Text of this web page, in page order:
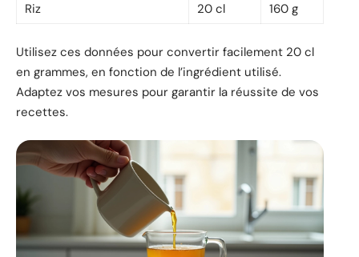
Riz
20 cl 160 g
Utilisez ces données pour convertir facilement 20 cl
en grammes, en fonction de l’ingrédient utilisé.
Adaptez vos mesures pour garantir la réussite de vos
recettes.